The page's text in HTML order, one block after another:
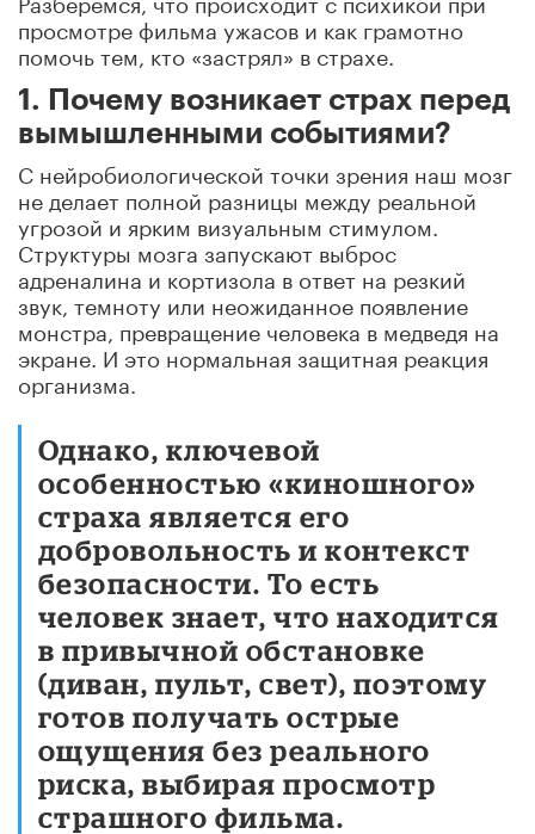
просмотре фильма ужасов и как грамотно
помочь тем, кто «застрял» в страхе.
1. Почему возникает страх перед
вымышленными событиями?
С нейробиологической точки зрения наш мозг
не делает полной разницы между реальной
угрозой и ярким визуальным стимулом.
Структуры мозга запускают выброс
адреналина и кортизола в ответ на резкий
звук, темноту или неожиданное появление
монстра, превращение человека в медведя на
экране. И это нормальная защитная реакция
организма.
Однако, ключевой
особенностью «киношного»
страха является его
добровольность и контекст
безопасности. То есть
человек знает, что находится
в привычной обстановке
(диван, пульт, свет), поэтому
готов получать острые
ощущения без реального
риска, выбирая просмотр
страшного фильма.